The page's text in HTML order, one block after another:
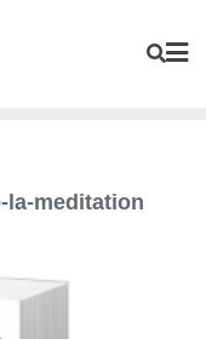
la-meditation